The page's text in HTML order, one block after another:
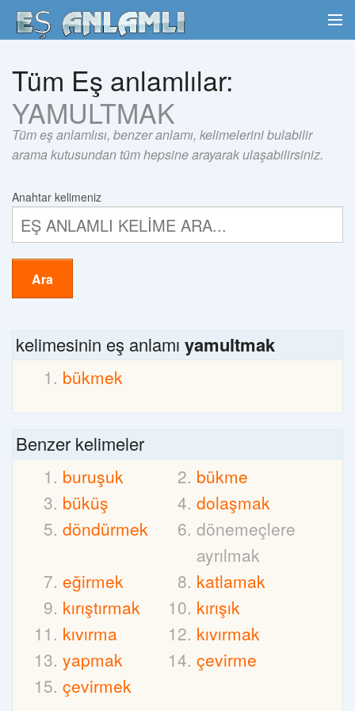
Tüm Eş anlamlılar:
YAMULTMAK
Tüm eş anlamlısı, benzer anlamı, kelimelerini bulabilir
arama kutusundan tüm hepsine arayarak ulaşabilirsiniz.
Anahtar kelimeniz
Ara
kelimesinin eş anlamı yamultmak
bükmek
Benzer kelimeler
buruşuk
bükme
büküş
dolaşmak
döndürmek
dönemeçlere
ayrılmak
eğirmek
katlamak
kırıştırmak
kırışık
kıvırma
kıvırmak
yapmak
çevirme
çevirmek